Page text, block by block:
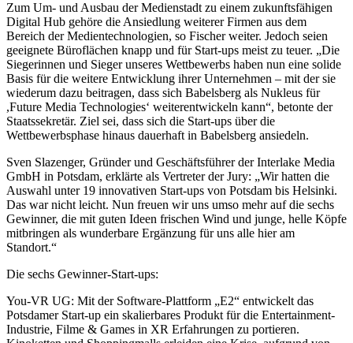
Zum Um- und Ausbau der Medienstadt zu einem zukunftsfähigen
Digital Hub gehöre die Ansiedlung weiterer Firmen aus dem
Bereich der Medientechnologien, so Fischer weiter. Jedoch seien
geeignete Büroflächen knapp und für Start-ups meist zu teuer. „Die
Siegerinnen und Sieger unseres Wettbewerbs haben nun eine solide
Basis für die weitere Entwicklung ihrer Unternehmen – mit der sie
wiederum dazu beitragen, dass sich Babelsberg als Nukleus für
,Future Media Technologies‘ weiterentwickeln kann“, betonte der
Staatssekretär. Ziel sei, dass sich die Start-ups über die
Wettbewerbsphase hinaus dauerhaft in Babelsberg ansiedeln.
Sven Slazenger, Gründer und Geschäftsführer der Interlake Media
GmbH in Potsdam, erklärte als Vertreter der Jury: „Wir hatten die
Auswahl unter 19 innovativen Start-ups von Potsdam bis Helsinki.
Das war nicht leicht. Nun freuen wir uns umso mehr auf die sechs
Gewinner, die mit guten Ideen frischen Wind und junge, helle Köpfe
mitbringen als wunderbare Ergänzung für uns alle hier am
Standort.“
Die sechs Gewinner-Start-ups:
You-VR UG: Mit der Software-Plattform „E2“ entwickelt das
Potsdamer Start-up ein skalierbares Produkt für die Entertainment-
Industrie, Filme & Games in XR Erfahrungen zu portieren.